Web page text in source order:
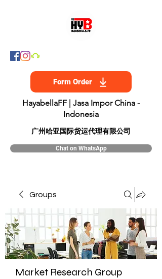
Form Order
HayabellaFF | Jasa Impor China -
Indonesia
​广州哈亚国际货运代理有限公司
Chat on WhatsApp
Groups
Market Research Group